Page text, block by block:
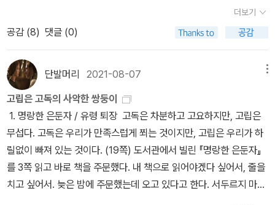
을 제외하면 호감을 주는 남성형은 찾아보기 어렵기도 하고.. 실제로
파국적 상황에서 남성이 어떤 역할을 할 수 있을까 생각해봐도 딱히
없지 않겠는가- 굳이 페미니스트가 아니더라도 이 쪽이 훨씬 개연성
이 높은 것은 분명한 것 같다.. 어쨌거나 두 편의 작품을 통해 저자는
치명적 바이러스의 전염(홍수)으로 인한 인간사회의 파국, 인간의 과
학기술이 만들어낸 너구컹크, 돼지구리, 사자양, 늑개와 같은 새로운
치명적인 종들의 출현, 치명적인 바이러스의 유포자이자 인류종말계
획의 입안자이기도 한 한 미친 과학자가 만들어낸 새로운 인류, 즉 섹
스경쟁이나 탐욕이 없고 동물성 단백질 없이 광합성을 통해 살아갈
수 있는 종족인 한 무리의 크레이커들-이들을 인류라는 종 속에 포함
내가 잘 모르겠는 양자 중첩과 상호작용에 대한 이야기가 가득한데,
책이 작고 가벼워 도전해 볼 만한다. ​속성은 대상 안에 있는 것이 아니
라, 대상과 대상 사이에 놓인 다리인 것입니다. 대상은 맥락 속에서만,
즉 다른 대상과의 관계 속에서만 존재하며 다리와 다리가 만나는 지
점입니다. 이 세계는 거울처럼 서로가 서로에게 비쳐야만 존재하는
관점들의 게임인 것입니다. (『나 없이는 존재하지 않는 세상』, 111쪽)
대상은 맥락 속에서만, 즉 다른 대상과의 관계 속에서만 존재한다. 내
존재의 의미는 나와 관계를 맺고 있는 조건과 상황에 근거한다. 나와
관계 맺는 사람들과의 관계 속에서 나의 속성이 발현된다. 이 놀라운
철학적 사유의 과학책이라니. ​ 7. 사피엔스 ​베셀계의 베셀. 압도적 1
위. 그냥 1위 아니고 전 세계 1위. 금메달. 넘사벽. 김연아급이라 생각
는 사람들을 거실에서 몰아냈고, 제가 911에 전화하는 동안 그레임은
여성과 함께 심호흡을 했습니다. 얼마 안 가 젊고 건장한 남성 구급대
로 터질 것 같더군요. (구급대원들은 근육질이어야 합니다. 그래야 쓰
러진 사람들을 이리저리 나를 수 있어요.) 대원들은 우리를 방에서 내
쫓고 응급처치에 착수했습니다. (381쪽) 알라딘 서재의 글을 좀 읽어
보신 분들이라면, 터질듯한 근육질의 사람들 이야기를 읽으며 누군가
를 떠올리실 거라 생각한다. 맞다, 당신이 생각하는 그 사람. 그 사람
맞다. 근육질을 좋아하는 그 사람, 그 사람 딱 맞다. <시녀 이야기>에
대한 회고, 작품의 배경을 설명하는 애트우드의 이 강의는 당대 페미
니즘의 역사를 아주 선명하게 그리고 유쾌하게 그려낸다. 『시녀 이야
시작한 뒤로 내향인이라는 얘기를 극I라고 설명하면 되니 편했다. 근
데 이건 E와 I의 문제가 아닌 것 같다. 나이만 먹었지 여전히 좋아한다
는 표현도 제대로 못하는 애여 애...​가는 길에 버스 배차랑 승차 대기
줄 조금 잘못 선 바람에 파주 도착하기 전부터 체력 다 털린 이야기는
재미 없으니까 생략하고,​​이날 업어온 책들은 총 7권이다.​서머싯 몸의
『인생의 베일』과 마거릿 애트우드 월드★에세이 『나는 왜 SF를 쓰는
가』와 『도덕적 혼란』, 『그레이스』 그리고 ​미친 아담 3부작.​뭐 늘 그렇
듯 이걸 당장 읽는 건 아니고(...) 두고두고 읽을 것이다. 조만간 책장
정리해서 마거릿 애트우드 칸 만들어야지.​
더보기
공감 (8) 댓글 (0)
단발머리 2021-08-07
고립은 고독의 사악한 쌍둥이
1. 명랑한 은둔자 / 유령 퇴장 고독은 차분하고 고요하지만, 고립은
무섭다. 고독은 우리가 만족스럽게 쬐는 것이지만, 고립은 우리가 하
릴없이 빠져 있는 것이다. (19쪽) 도서관에서 빌린 『명랑한 은둔자』
를 3쪽 읽고 바로 책을 주문했다. 내 책으로 읽어야겠다 싶어서, 줄을
치고 싶어서. 늦은 밤에 주문했는데 오고 있다고 한다. 서두르지 마시